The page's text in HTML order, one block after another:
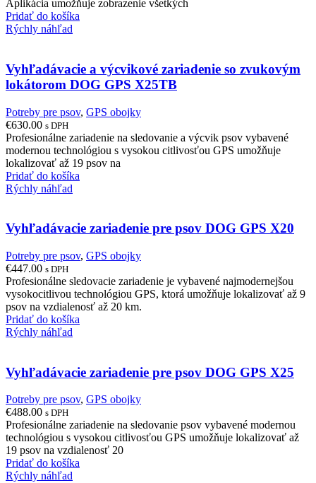
Aplikácia umožňuje zobrazenie všetkých
Pridať do košíka
Rýchly náhľad
Vyhľadávacie a výcvikové zariadenie so zvukovým
lokátorom DOG GPS X25TB
Potreby pre psov, GPS obojky
€630.00 s DPH
Profesionálne zariadenie na sledovanie a výcvik psov vybavené
modernou technológiou s vysokou citlivosťou GPS umožňuje
lokalizovať až 19 psov na
Pridať do košíka
Rýchly náhľad
Vyhľadávacie zariadenie pre psov DOG GPS X20
Potreby pre psov, GPS obojky
€447.00 s DPH
Profesionálne sledovacie zariadenie je vybavené najmodernejšou
vysokocitlivou technológiou GPS, ktorá umožňuje lokalizovať až 9
psov na vzdialenosť až 20 km.
Pridať do košíka
Rýchly náhľad
Vyhľadávacie zariadenie pre psov DOG GPS X25
Potreby pre psov, GPS obojky
€488.00 s DPH
Profesionálne zariadenie na sledovanie psov vybavené modernou
technológiou s vysokou citlivosťou GPS umožňuje lokalizovať až
19 psov na vzdialenosť 20
Pridať do košíka
Rýchly náhľad